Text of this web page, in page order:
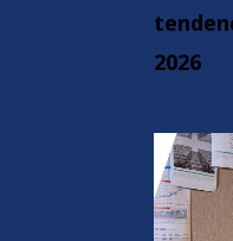
2026